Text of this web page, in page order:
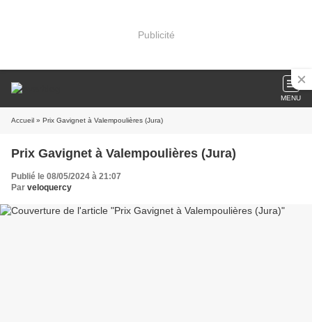
Publicité
MENU
Accueil » Prix Gavignet à Valempoulières (Jura)
Prix Gavignet à Valempoulières (Jura)
Publié le 08/05/2024 à 21:07
Par veloquercy